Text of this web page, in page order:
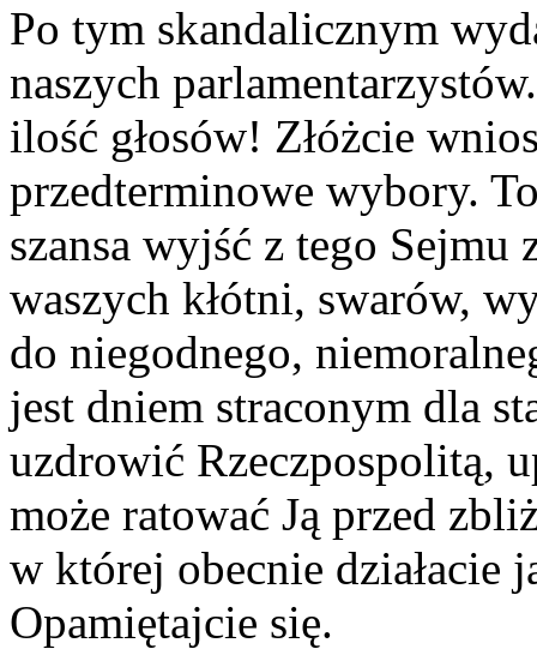
Po tym skandalicznym
naszych
ilość głosów! Złóżcie
przedterminowe wybory.
szansa wyjść z tego
waszych kłótni, swarów,
do niegodnego,
jest dniem straconym dla
uzdrowić Rzeczpospolitą,
może ratować Ją przed
w której obecnie działacie
Opamiętajcie się.